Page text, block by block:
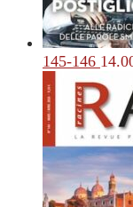
145-146